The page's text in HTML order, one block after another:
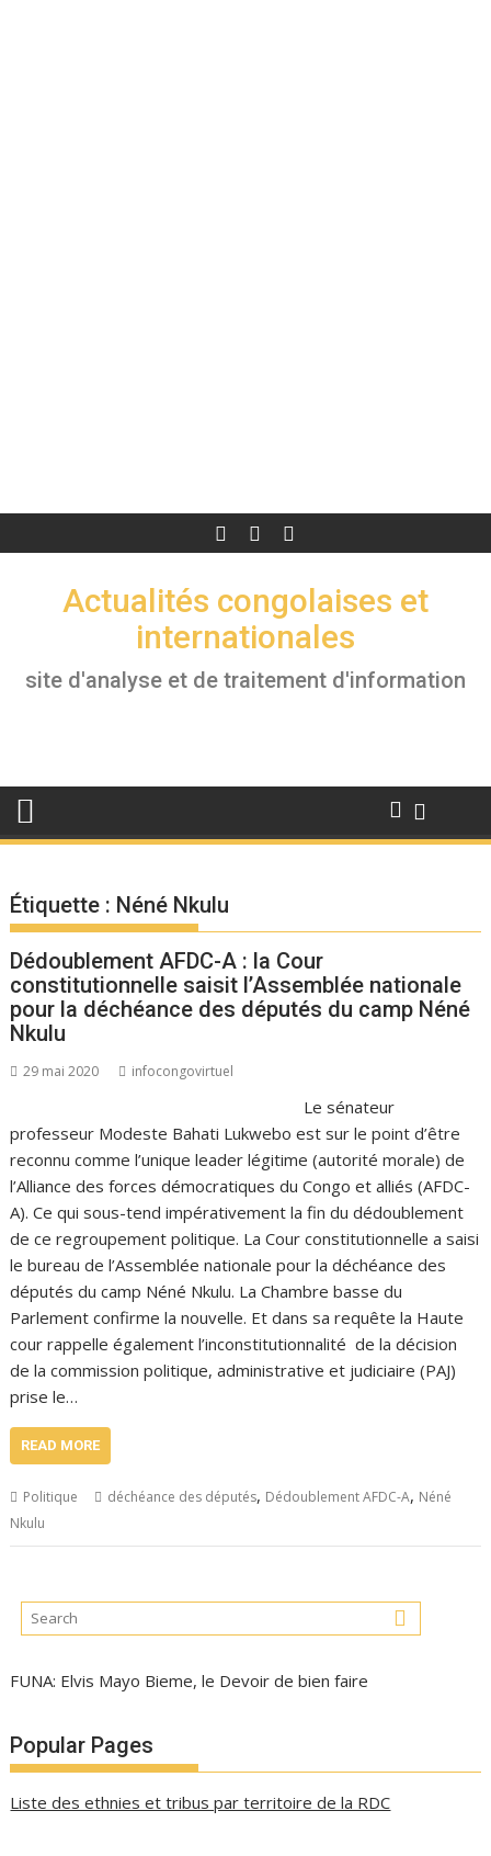
Actualités congolaises et
internationales
site d'analyse et de traitement d'information
Étiquette : Néné Nkulu
Dédoublement AFDC-A : la Cour
constitutionnelle saisit l’Assemblée nationale
pour la déchéance des députés du camp Néné
Nkulu
29 mai 2020 infocongovirtuel
Le sénateur
professeur Modeste Bahati Lukwebo est sur le point d’être
reconnu comme l’unique leader légitime (autorité morale) de
l’Alliance des forces démocratiques du Congo et alliés (AFDC-
A). Ce qui sous-tend impérativement la fin du dédoublement
de ce regroupement politique. La Cour constitutionnelle a saisi
le bureau de l’Assemblée nationale pour la déchéance des
députés du camp Néné Nkulu. La Chambre basse du
Parlement confirme la nouvelle. Et dans sa requête la Haute
cour rappelle également l’inconstitutionnalité de la décision
de la commission politique, administrative et judiciaire (PAJ)
prise le…
READ MORE
Politique déchéance des députés, Dédoublement AFDC-A, Néné
Nkulu
FUNA: Elvis Mayo Bieme, le Devoir de bien faire
Popular Pages
Liste des ethnies et tribus par territoire de la RDC